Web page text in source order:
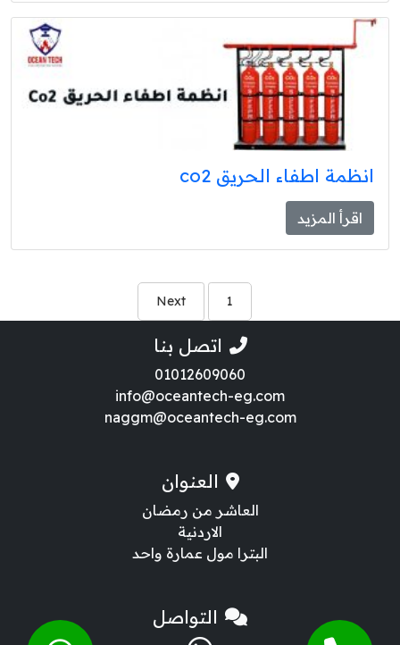
انظمة اطفاء الحريق co2
اقرأ المزيد
1
Next
اتصل بنا
01012609060
info@oceantech-eg.com
naggm@oceantech-eg.com
العنوان
العاشر من رمضان
الاردنية
البترا مول عمارة واحد
التواصل